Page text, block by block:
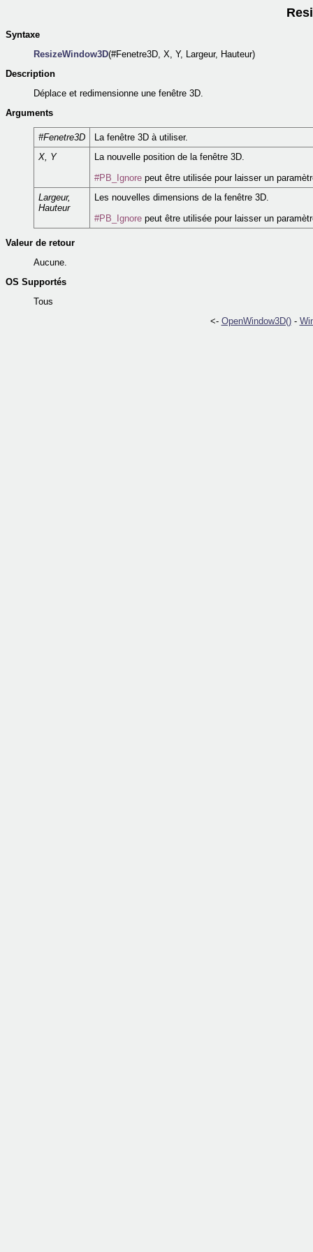
Syntaxe
ResizeWindow3D(#Fenetre3D, X, Y, Largeur, Hauteur)
Description
Déplace et redimensionne une fenêtre 3D.
Arguments
#Fenetre3D
La fenêtre 3D à utiliser.
X, Y
La nouvelle position de la fenêtre 3D.
#PB_Ignore peut être utilisée pour laisser un
Largeur,
Hauteur
Les nouvelles dimensions de la fenêtre 3D.
#PB_Ignore peut être utilisée pour laisser un
Valeur de retour
Aucune.
OS Supportés
Tous
<- OpenWindow3D()-